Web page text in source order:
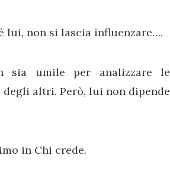
lui, non si lascia influenzare….
sia umile per analizzare le
altri. Però, lui non dipende
in Chi crede.